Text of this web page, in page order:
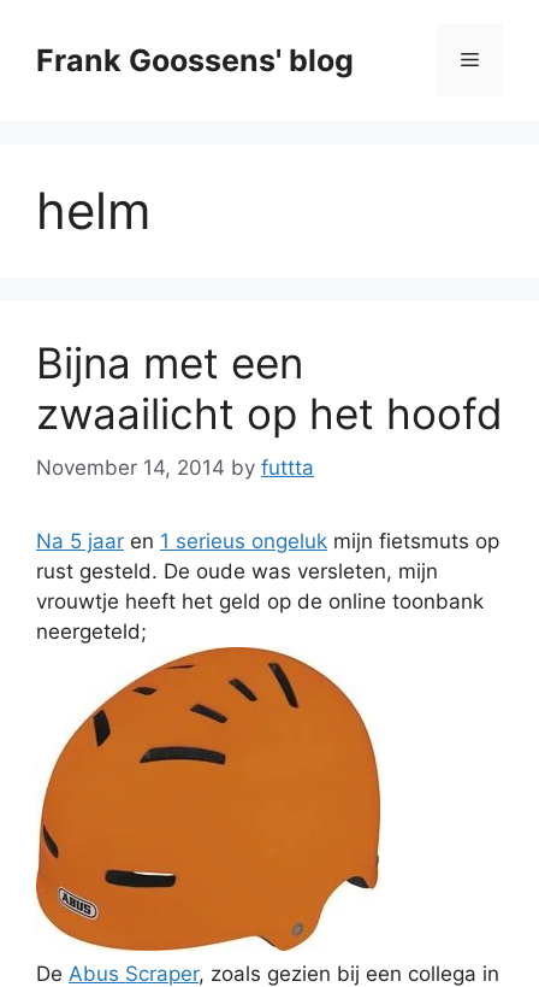
contentFrank Goossens' blog Menu
helm
Bijna met een
zwaailicht op het hoofd
November 14, 2014 by futtta
Na 5 jaar en 1 serieus ongeluk mijn fietsmuts op
rust gesteld. De oude was versleten, mijn
vrouwtje heeft het geld op de online toonbank
neergeteld;
De Abus Scraper, zoals gezien bij een collega in